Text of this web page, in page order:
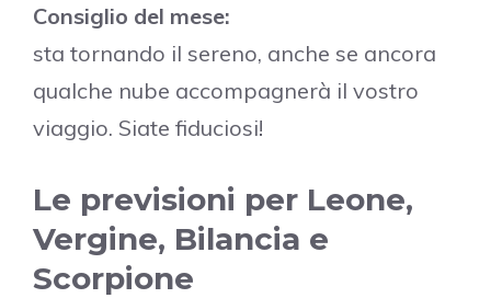
Consiglio del mese:
sta tornando il sereno, anche se ancora
qualche nube accompagnerà il vostro
viaggio. Siate fiduciosi!
Le previsioni per Leone,
Vergine, Bilancia e
Scorpione